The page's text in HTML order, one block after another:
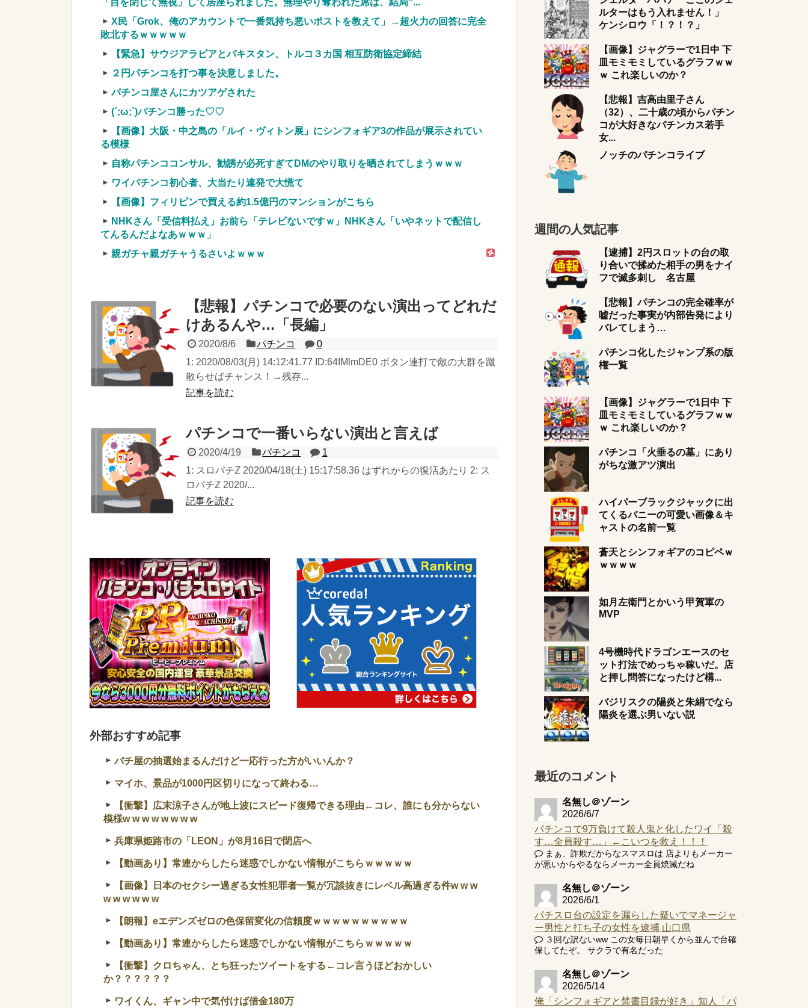
Powered by livedoor 相互RSS
「目を閉じて無視」して居座られました。無理やり奪われた席は、結局“...
X民「Grok、俺のアカウントで一番気持ち悪いポストを教えて」→超火力の回答に完全
敗北するｗｗｗｗｗ
【緊急】サウジアラビアとパキスタン、トルコ３カ国 相互防衛協定締結
２円パチンコを打つ事を決意しました。
パチンコ屋さんにカツアゲされた
(´;ω;`)パチンコ勝った♡♡
【画像】大阪・中之島の「ルイ・ヴィトン展」にシンフォギア3の作品が展示されてい
る模様
自称パチンココンサル、勧誘が必死すぎてDMのやり取りを晒されてしまうｗｗｗ
ワイパチンコ初心者、大当たり連発で大慌て
【画像】フィリピンで買える約1.5億円のマンションがこちら
NHKさん「受信料払え」お前ら「テレビないですｗ」NHKさん「いやネットで配信し
てんるんだよなあｗｗｗ」
親ガチャ親ガチャうるさいよｗｗｗ
【悲報】パチンコで必要のない演出ってどれだ
けあるんや…「長編」
2020/8/6 パチンコ
0
1: 2020/08/03(月) 14:12:41.77 ID:64IMlmDE0 ボタン連打で敵の大群を蹴
散らせばチャンス！→残存...
記事を読む
パチンコで一番いらない演出と言えば
2020/4/19 パチンコ
1
1: スロパチℤ 2020/04/18(土) 15:17:58.36 はずれからの復活あたり 2: ス
ロパチℤ 2020/...
記事を読む
外部おすすめ記事
パチ屋の抽選始まるんだけど一応行った方がいいんか？
マイホ、景品が1000円区切りになって終わる…
【衝撃】広末涼子さんが地上波にスピード復帰できる理由←コレ、誰にも分からない
模様w w w w w w w w
兵庫県姫路市の「LEON」が8月16日で閉店へ
【動画あり】常連からしたら迷惑でしかない情報がこちらｗｗｗｗｗ
【画像】日本のセクシー過ぎる女性犯罪者一覧が冗談抜きにレベル高過ぎる件w w w
w w w w w w
【朗報】eエデンズゼロの色保留変化の信頼度ｗｗｗｗｗｗｗｗｗｗ
【動画あり】常連からしたら迷惑でしかない情報がこちらｗｗｗｗｗ
【衝撃】クロちゃん、とち狂ったツイートをする←コレ言うほどおかしい
か？？？？？？
ワイくん、ギャン中で気付けば借金180万
ルターはもう入れません！」
ケンシロウ「！？！？」
【画像】ジャグラーで1日中 下
皿モミモミしているグラフｗｗ
ｗ これ楽しいのか？
【悲報】吉高由里子さん
（32）、二十歳の頃からパチン
コが大好きなパチンカス若手
女...
ノッチのパチンコライブ
週間の人気記事
【逮捕】2円スロットの台の取
り合いで揉めた相手の男をナイ
フで滅多刺し 名古屋
【悲報】パチンコの完全確率が
嘘だった事実が内部告発により
バレてしまう…
パチンコ化したジャンプ系の版
権一覧
【画像】ジャグラーで1日中 下
皿モミモミしているグラフｗｗ
ｗ これ楽しいのか？
パチンコ「火垂るの墓」にあり
がちな激アツ演出
ハイパーブラックジャックに出
てくるバニーの可愛い画像＆キ
ャストの名前一覧
蒼天とシンフォギアのコピペｗ
ｗｗｗｗ
如月左衛門とかいう甲賀軍の
MVP
4号機時代ドラゴンエースのセ
ット打法でめっちゃ稼いだ。店
と押し問答になったけど構...
バジリスクの陽炎と朱絹でなら
陽炎を選ぶ男いない説
最近のコメント
名無し＠ゾーン
2026/6/7
パチンコで9万負けて殺人鬼と化したワイ「殺
す…全員殺す…」←こいつを救え！！！
まぁ、詐欺だからなスマスロは 店よりもメーカー
が悪いからやるならメーカー全員焼滅だね
名無し＠ゾーン
2026/6/1
パチスロ台の設定を漏らした疑いでマネージャ
ー男性と打ち子の女性を逮捕 山口県
３回な訳ないww この女毎日朝早くから並んで台確
保してたぞ。 サクラで有名だった
名無し＠ゾーン
2026/5/14
俺「シンフォギアと禁書目録が好き」知人「パ